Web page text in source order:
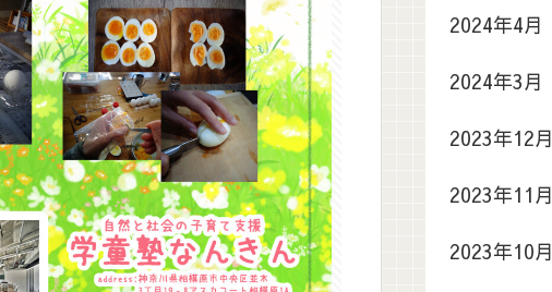
2024年4月
2024年3月
2023年12月
2023年11月
2023年10月